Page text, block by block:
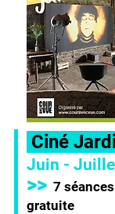
Ciné
Juin -
>> 7
gratuite